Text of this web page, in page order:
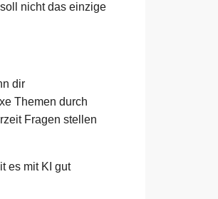
nicht das einzige
dir
Themen durch
Fragen stellen
es mit KI gut